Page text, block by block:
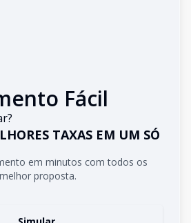
Fácil
TAXAS EM UM SÓ
em minutos com todos os
proposta.